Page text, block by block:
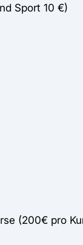
Sport 10 €)
(200€ pro